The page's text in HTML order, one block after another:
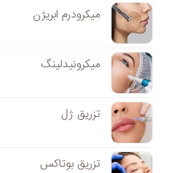
میکرودرم ابریژن
میکرونیدلینگ
تزریق ژل
تزریق بوتاکس